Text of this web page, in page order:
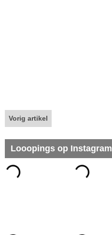
Vorig artikel
Looopings op Instagram